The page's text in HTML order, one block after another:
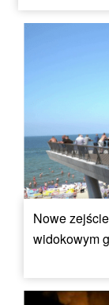
Nowe
widokowym